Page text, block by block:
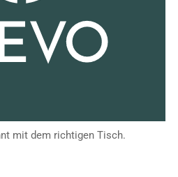
mit dem richtigen Tisch.